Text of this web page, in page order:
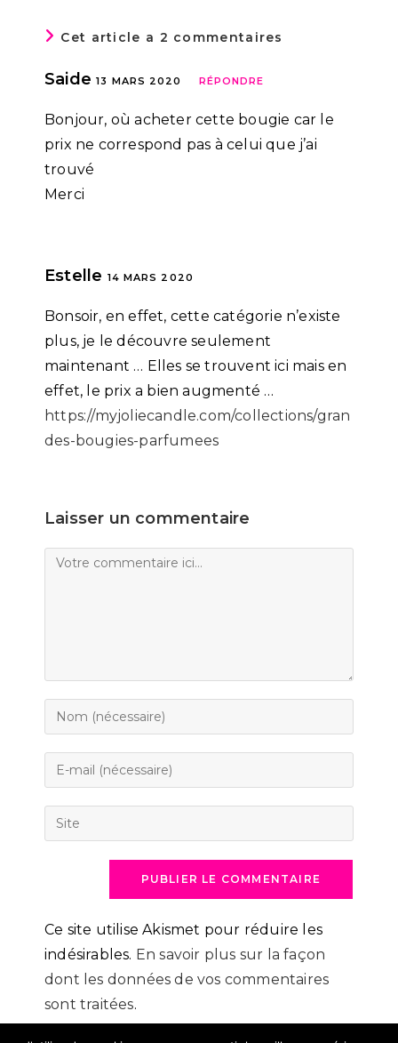
Cet article a 2 commentaires
Saide13 MARS 2020 RÉPONDRE
Bonjour, où acheter cette bougie car le
prix ne correspond pas à celui que j’ai
trouvé
Merci
Estelle 14 MARS 2020
Bonsoir, en effet, cette catégorie n’existe
plus, je le découvre seulement
maintenant … Elles se trouvent ici mais en
effet, le prix a bien augmenté …
https://myjoliecandle.com/collections/gran
des-bougies-parfumees
Laisser un commentaire
Comment
Enter
your
name
to
comment
Enter
your
email
address
Saisir
l’URL
(facultatif)
Ce site utilise Akismet pour réduire les
indésirables. En savoir plus sur la façon
dont les données de vos commentaires
sont traitées.